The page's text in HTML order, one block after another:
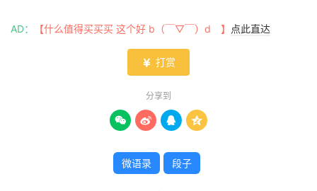
AD： 【什么值得买买买 这个好 b（￣▽￣）d 】 点此直达
 打赏
分享到
   
微语录 段子